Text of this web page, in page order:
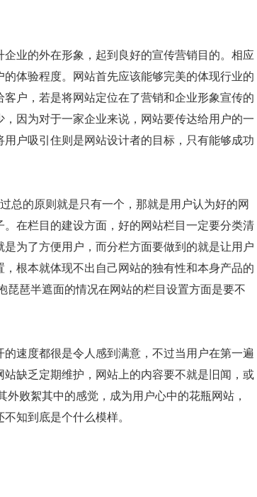
业的外在形象，起到良好的宣传营销目的。相应
体验程度。网站首先应该能够完美的体现行业的
户，若是将网站定位在了营销和企业形象宣传的
因为对于一家企业来说，网站要传达给用户的一
户吸引住则是网站设计者的目标，只有能够成功
总的原则就是只有一个，那就是用户认为好的网
在栏目的建设方面，好的网站栏目一定要分类清
为了方便用户，而分栏方面要做到的就是让用户
根本就体现不出自己网站的独有性和本身产品的
琶半遮面的情况在网站的栏目设置方面是要不
速度都很是令人感到满意，不过当用户在第一遍
缺乏定期维护，网站上的内容要不就是旧闻，或
败絮其中的感觉，成为用户心中的花瓶网站，
知到底是个什么模样。